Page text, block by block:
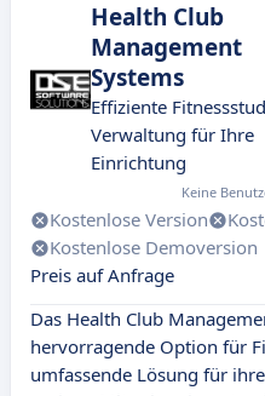
Health Club
Management
Systems
Effiziente
Verwaltung für Ihre
Einrichtung
Keine
Kostenlose Version
Kostenlose Demoversion
Preis auf Anfrage
Das Health Club
hervorragende Option für
umfassende Lösung für